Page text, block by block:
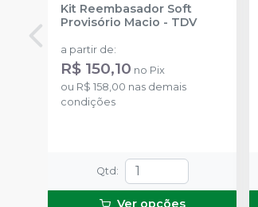
Kit Reembasador Soft
Provisório Macio - TDV
a partir de:
R$ 150,10 no Pix
ou R$ 158,00 nas demais
condições
Qtd :
Ver opções